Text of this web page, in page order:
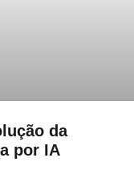
da
por IA